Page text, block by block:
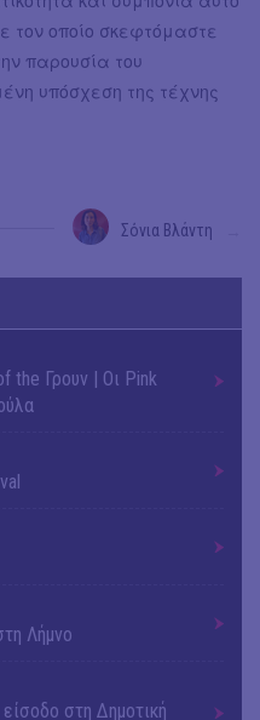
τον οποίο σκεφτόμαστε
παρουσία του
υπόσχεση της τέχνης
Σόνια Βλάντη
the Γρουν | Οι Pink
Λήμνο
στη Δημοτική